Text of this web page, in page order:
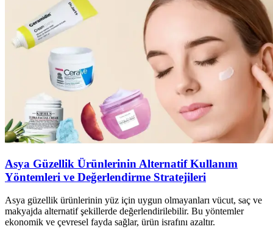
Asya Güzellik Ürünlerinin Alternatif Kullanım
Yöntemleri ve Değerlendirme Stratejileri
Asya güzellik ürünlerinin yüz için uygun olmayanları vücut, saç ve
makyajda alternatif şekillerde değerlendirilebilir. Bu yöntemler
ekonomik ve çevresel fayda sağlar, ürün israfını azaltır.